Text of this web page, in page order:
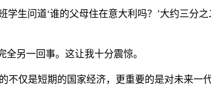
生问道‘谁的父母住在意大利吗？’大约三分
另一回事。这让我十分震惊。
仅是短期的国家经济，更重要的是对未来一